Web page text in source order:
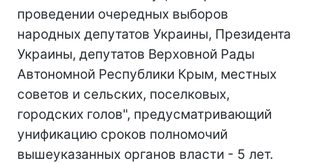
проведении очередных выборов
народных депутатов Украины, Президента
Украины, депутатов Верховной Рады
Автономной Республики Крым, местных
советов и сельских, поселковых,
городских голов", предусматривающий
унификацию сроков полномочий
вышеуказанных органов власти - 5 лет.